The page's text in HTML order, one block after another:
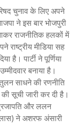
चुनाव के लिए अपने
ने इस बार भोजपुरी
राजनीतिक हलकों में
राष्ट्रीय मीडिया सह
है। पार्टी ने पूर्णिया
बनाया है।
साधने की रणनीति
सूची जारी कर दी है।
प्रजापति और ललन
ने अशरफ अंसारी